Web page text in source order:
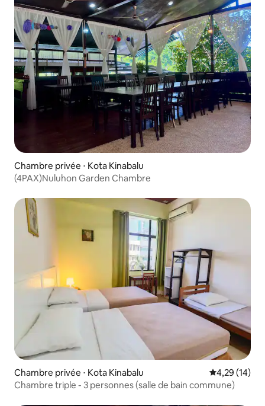
Chambre privée ⋅ Kota Kinabalu
(4PAX)Nuluhon Garden Chambre
Chambre privée ⋅ Kota Kinabalu Évaluation
4,29 (14)
Chambre triple - 3 personnes (salle de bain commune)